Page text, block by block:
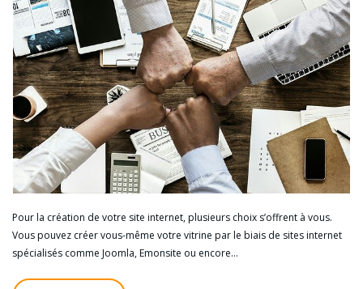
Pour la création de votre site internet, plusieurs choix s’offrent à vous.
Vous pouvez créer vous-même votre vitrine par le biais de sites internet
spécialisés comme Joomla, Emonsite ou encore…